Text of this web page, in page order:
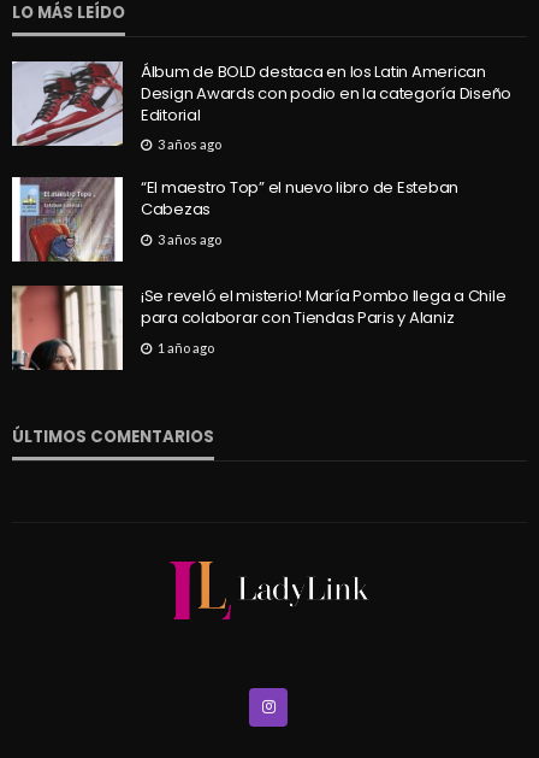
LO MÁS LEÍDO
Álbum de BOLD destaca en los Latin American
Design Awards con podio en la categoría Diseño
Editorial
3 años ago
“El maestro Top” el nuevo libro de Esteban
Cabezas
3 años ago
¡Se reveló el misterio! María Pombo llega a Chile
para colaborar con Tiendas Paris y Alaniz
1 año ago
ÚLTIMOS COMENTARIOS